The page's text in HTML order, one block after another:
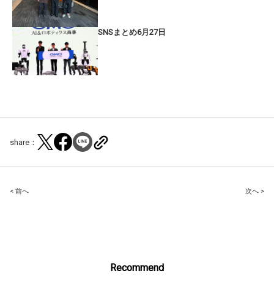
SNSまとめ6月27日
share：
Post
< 前へ 次へ >
Recommend